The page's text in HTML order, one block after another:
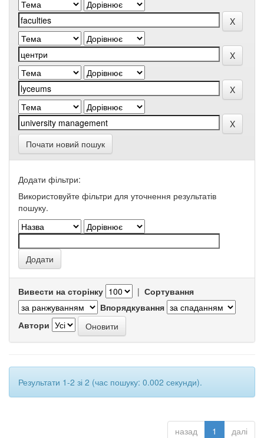
Почати новий пошук
Додати фільтри:
Використовуйте фільтри для уточнення результатів
пошуку.
Вивести на сторінку | Сортування
Впорядкування
Автори
Результати 1-2 зі 2 (час пошуку: 0.002 секунди).
назад 1 далі